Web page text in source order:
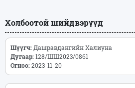
Холбоотой шийдвэрүүд
Шүүгч: Дашравдангийн Халиуна
Дугаар:128/ШШ2023/0861
Огноо:2023-11-20